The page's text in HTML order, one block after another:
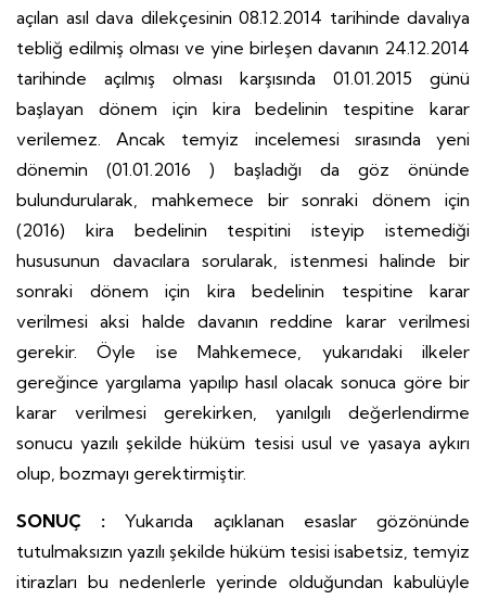
açılan asıl dava dilekçesinin 08.12.2014 tarihinde davalıya
tebliğ edilmiş olması ve yine birleşen davanın 24.12.2014
tarihinde açılmış olması karşısında 01.01.2015 günü
başlayan dönem için kira bedelinin tespitine karar
verilemez. Ancak temyiz incelemesi sırasında yeni
dönemin (01.01.2016 ) başladığı da göz önünde
bulundurularak, mahkemece bir sonraki dönem için
(2016) kira bedelinin tespitini isteyip istemediği
hususunun davacılara sorularak, istenmesi halinde bir
sonraki dönem için kira bedelinin tespitine karar
verilmesi aksi halde davanın reddine karar verilmesi
gerekir. Öyle ise Mahkemece, yukarıdaki ilkeler
gereğince yargılama yapılıp hasıl olacak sonuca göre bir
karar verilmesi gerekirken, yanılgılı değerlendirme
sonucu yazılı şekilde hüküm tesisi usul ve yasaya aykırı
olup, bozmayı gerektirmiştir.
SONUÇ :Yukarıda açıklanan esaslar gözönünde
tutulmaksızın yazılı şekilde hüküm tesisi isabetsiz, temyiz
itirazları bu nedenlerle yerinde olduğundan kabulüyle